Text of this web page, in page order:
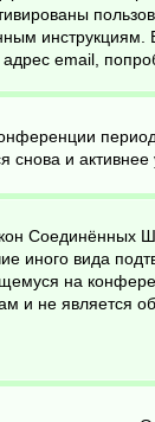
email,
и активнее
Соединённых
вида
на
и не является